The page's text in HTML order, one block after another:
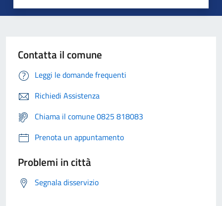
Contatta il comune
Leggi le domande frequenti
Richiedi Assistenza
Chiama il comune 0825 818083
Prenota un appuntamento
Problemi in città
Segnala disservizio